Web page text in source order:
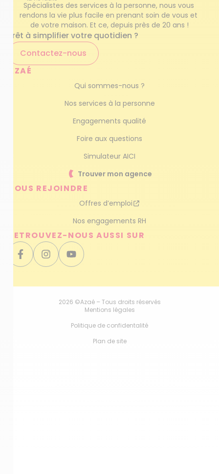
Spécialistes des services à la personne, nous vous
rendons la vie plus facile en prenant soin de vous et
de votre maison. Et ce, depuis près de 20 ans !
Prêt à simplifier votre quotidien ?
Contactez-nous
AZAÉ
Qui sommes-nous ?
Nos services à la personne
Engagements qualité
Foire aux questions
Simulateur AICI
Trouver mon agence
NOUS REJOINDRE
Offres d’emploi
Nos engagements RH
RETROUVEZ-NOUS AUSSI SUR
2026 ©Azaé – Tous droits réservés
Mentions légales
Politique de confidentalité
Plan de site